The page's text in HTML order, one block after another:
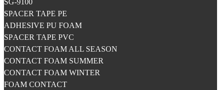
SG-9100
SPACER TAPE PE
ADHESIVE PU FOAM
SPАCER TAPE PVC
CONTACT FOAM ALL SEASON
CONTACT FOAM SUMMER
CONTACT FOAM WINTER
FOAM CONTACT